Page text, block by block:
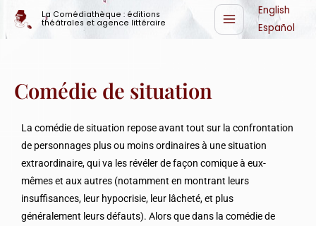
Aller
contenu
La Comédiathèque : éditions
théâtrales et agence littéraire
English
Español
Comédie de situation
La comédie de situation repose avant tout sur la confrontation
de personnages plus ou moins ordinaires à une situation
extraordinaire, qui va les révéler de façon comique à eux-
mêmes et aux autres (notamment en montrant leurs
insuffisances, leur hypocrisie, leur lâcheté, et plus
généralement leurs défauts). Alors que dans la comédie de